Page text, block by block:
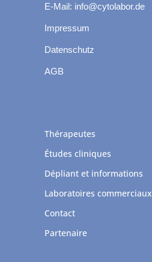
E-Mail: info@cytolabor.de
Impressum
Datenschutz
AGB
Thérapeutes
Études cliniques
Dépliant et informations
Laboratoires commerciaux
Contact
Partenaire